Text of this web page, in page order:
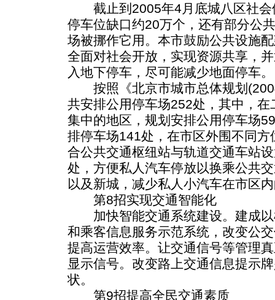
截止到2005年4月底城八区社会
停车位缺口约20万个，还有部分公
场被挪作它用。本市鼓励公共设施
全面对社会开放，实现资源共享，
入地下停车，尽可能减少地面停车。
按照《北京市城市总体规划
共安排公用停车场252处，其中，
集中的地区，规划安排公用停车场
排停车场141处，在市区外围不同
合公共交通枢纽站与轨道交通车站
处，方便私人汽车停放以换乘公共
以及新城，减少私人小汽车在市区
第8招实现交通智能化
加快智能交通系统建设。建成以
和乘客信息服务示范系统，改变公
提高运营效率。让交通信号等管理
显示信号。改变路上交通信息提示
状。
第9招提高全民交通素质